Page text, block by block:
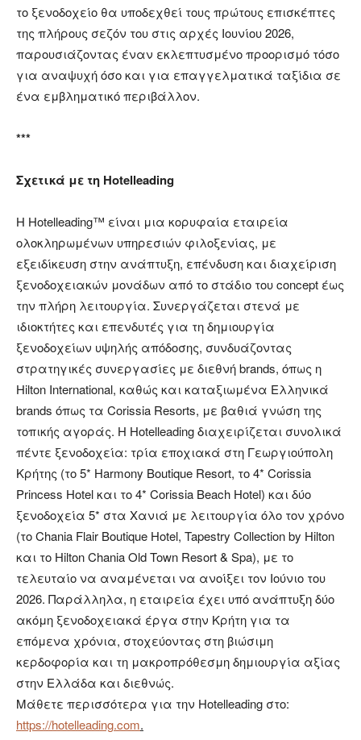
το ξενοδοχείο θα υποδεχθεί τους πρώτους επισκέπτες
της πλήρους σεζόν του στις αρχές Ιουνίου 2026,
παρουσιάζοντας έναν εκλεπτυσμένο προορισμό τόσο
για αναψυχή όσο και για επαγγελματικά ταξίδια σε
ένα εμβληματικό περιβάλλον.
***
Σχετικά με τη Hotelleading
Η Hotelleading™ είναι μια κορυφαία εταιρεία
ολοκληρωμένων υπηρεσιών φιλοξενίας, με
εξειδίκευση στην ανάπτυξη, επένδυση και διαχείριση
ξενοδοχειακών μονάδων από το στάδιο του concept έως
την πλήρη λειτουργία. Συνεργάζεται στενά με
ιδιοκτήτες και επενδυτές για τη δημιουργία
ξενοδοχείων υψηλής απόδοσης, συνδυάζοντας
στρατηγικές συνεργασίες με διεθνή brands, όπως η
Hilton International, καθώς και καταξιωμένα Ελληνικά
brands όπως τα Corissia Resorts, με βαθιά γνώση της
τοπικής αγοράς. Η Hotelleading διαχειρίζεται συνολικά
πέντε ξενοδοχεία: τρία εποχιακά στη Γεωργιούπολη
Κρήτης (το 5* Harmony Boutique Resort, το 4* Corissia
Princess Hotel και το 4* Corissia Beach Hotel) και δύο
ξενοδοχεία 5* στα Χανιά με λειτουργία όλο τον χρόνο
(το Chania Flair Boutique Hotel, Tapestry Collection by Hilton
και το Hilton Chania Old Town Resort & Spa), με το
τελευταίο να αναμένεται να ανοίξει τον Ιούνιο του
2026. Παράλληλα, η εταιρεία έχει υπό ανάπτυξη δύο
ακόμη ξενοδοχειακά έργα στην Κρήτη για τα
επόμενα χρόνια, στοχεύοντας στη βιώσιμη
κερδοφορία και τη μακροπρόθεσμη δημιουργία αξίας
στην Ελλάδα και διεθνώς.
Μάθετε περισσότερα για την Hotelleading στο:
https://hotelleading.com.